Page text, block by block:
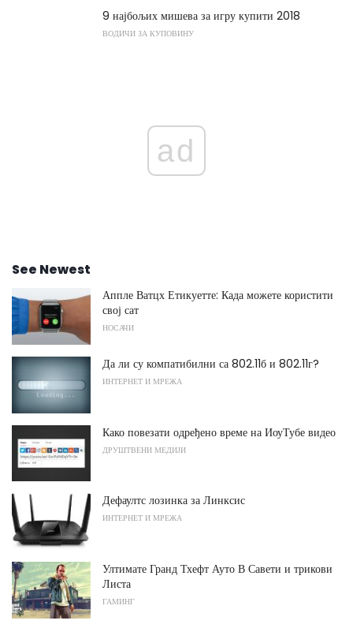
9 најбољих мишева за игру купити 2018
ВОДИЧИ ЗА КУПОВИНУ
ad
See Newest
Аппле Ватцх Етикуетте: Када можете користити
свој сат
НОСАЧИ
Да ли су компатибилни са 802.11б и 802.11г?
ИНТЕРНЕТ И МРЕЖА
Како повезати одређено време на ИоуТубе видео
ДРУШТВЕНИ МЕДИЈИ
Дефаултс лозинка за Линксис
ИНТЕРНЕТ И МРЕЖА
Ултимате Гранд Тхефт Ауто В Савети и трикови
Листа
ГАМИНГ